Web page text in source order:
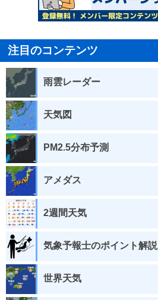
注目のコンテンツ
雨雲レーダー
天気図
PM2.5分布予測
アメダス
2週間天気
気象予報士のポイント解説
世界天気